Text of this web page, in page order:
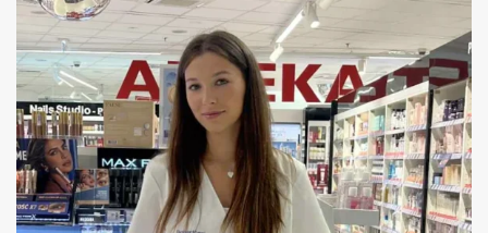
HOSTESSY MOTOR SHOW POZNAŃ